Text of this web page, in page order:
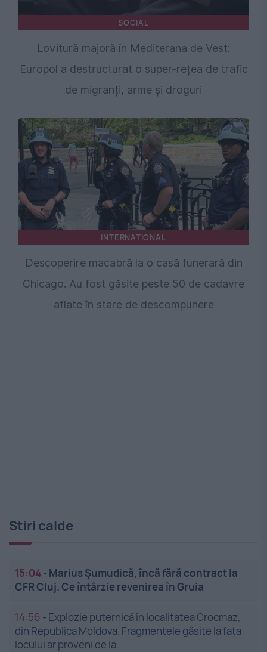
SOCIAL
Lovitură majoră în Mediterana de Vest:
Europol a destructurat o super-rețea de trafic
de migranți, arme și droguri
INTERNATIONAL
Descoperire macabră la o casă funerară din
Chicago. Au fost găsite peste 50 de cadavre
aflate în stare de descompunere
Stiri calde
15:04- Marius Șumudică, încă fără contract la
CFR Cluj. Ce întârzie revenirea în Gruia
14:56 - Explozie puternică în localitatea Crocmaz,
din Republica Moldova. Fragmentele găsite la fața
locului ar proveni de la...